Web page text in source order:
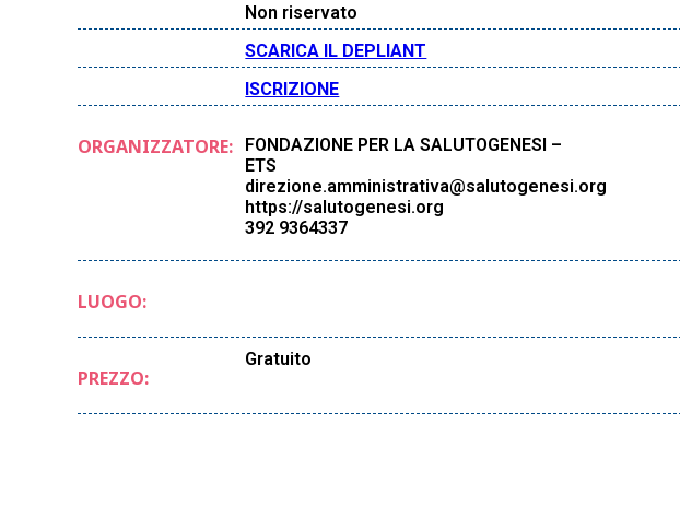
Non riservato
SCARICA IL DEPLIANT
ISCRIZIONE
ORGANIZZATORE:
FONDAZIONE PER LA SALUTOGENESI –
ETS
direzione.amministrativa@salutogenesi.org
https://salutogenesi.org
392 9364337
LUOGO:
PREZZO:
Gratuito